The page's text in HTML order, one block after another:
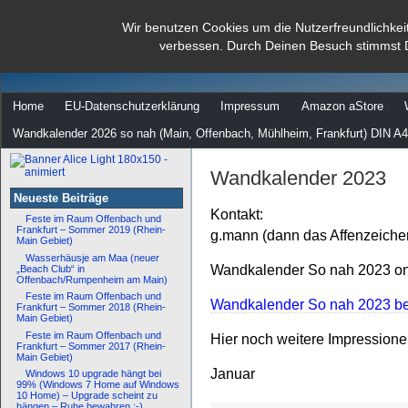
Wir benutzen Cookies um die
verbessen. Durch Deinen Besuch stimmst
dann rate mal
Home EU-Datenschutzerklärung Impressum Amazon aStore
Wandkalender 2026 so nah (Main, Offenbach, Mühlheim, Frankfurt) DIN
Neueste Beiträge
Feste im Raum Offenbach und
Frankfurt – Sommer 2019 (Rhein-
Main Gebiet)
Wasserhäusje am Maa (neuer
„Beach Club“ in
Offenbach/Rumpenheim am Main)
Feste im Raum Offenbach und
Frankfurt – Sommer 2018 (Rhein-
Main Gebiet)
Feste im Raum Offenbach und
Frankfurt – Sommer 2017 (Rhein-
Main Gebiet)
Windows 10 upgrade hängt bei
99% (Windows 7 Home auf Windows
10 Home) – Upgrade scheint zu
Wandkalender 2023
Kontakt:
g.mann (dann das
Wandkalender So nah 2023
Wandkalender So nah 2023
Hier noch weitere
Januar